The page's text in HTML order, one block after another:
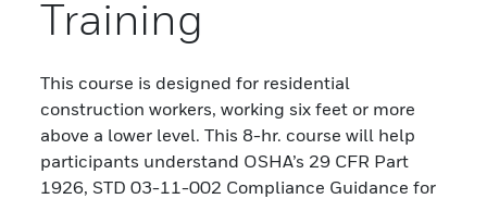
Training
This course is designed for residential
construction workers, working six feet or more
above a lower level. This 8-hr. course will help
participants understand OSHA’s 29 CFR Part
1926, STD 03-11-002 Compliance Guidance for